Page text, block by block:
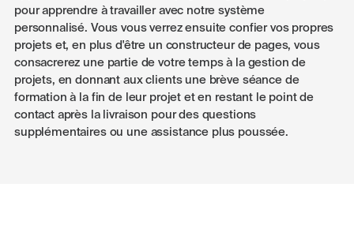
pour apprendre à travailler avec notre système
personnalisé. Vous vous verrez ensuite confier vos propres
projets et, en plus d'être un constructeur de pages, vous
consacrerez une partie de votre temps à la gestion de
projets, en donnant aux clients une brève séance de
formation à la fin de leur projet et en restant le point de
contact après la livraison pour des questions
supplémentaires ou une assistance plus poussée.